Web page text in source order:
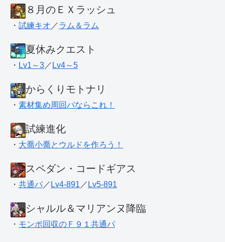
８月のＥＸラッシュ
・ 試練キオ ／ラム＆ラム
夏休みクエスト
・ Lv1～3 ／ Lv4～5
からくりモトナリ
・ 素材集め周回パならこれ！
試練進化
・ 大喬小喬とウルドを作ろう！
スペダン・コードギアス
・ 共通パ ／ Lv4-891 ／ Lv5-891
シャルル＆マリアンヌ降臨
・ モンポ回収のＦ９１共通パ